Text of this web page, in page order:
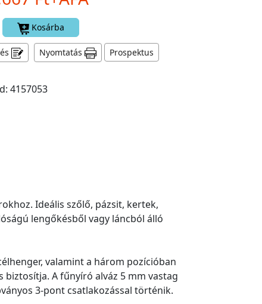
Kosárba
Nyomtatás Prospektus
4157053
Ideális szőlő, pázsit, kertek,
lengőkésből vagy láncból álló
valamint a három pozícióban
A fűnyíró alváz 5 mm vastag
3-pont csatlakozással történik.